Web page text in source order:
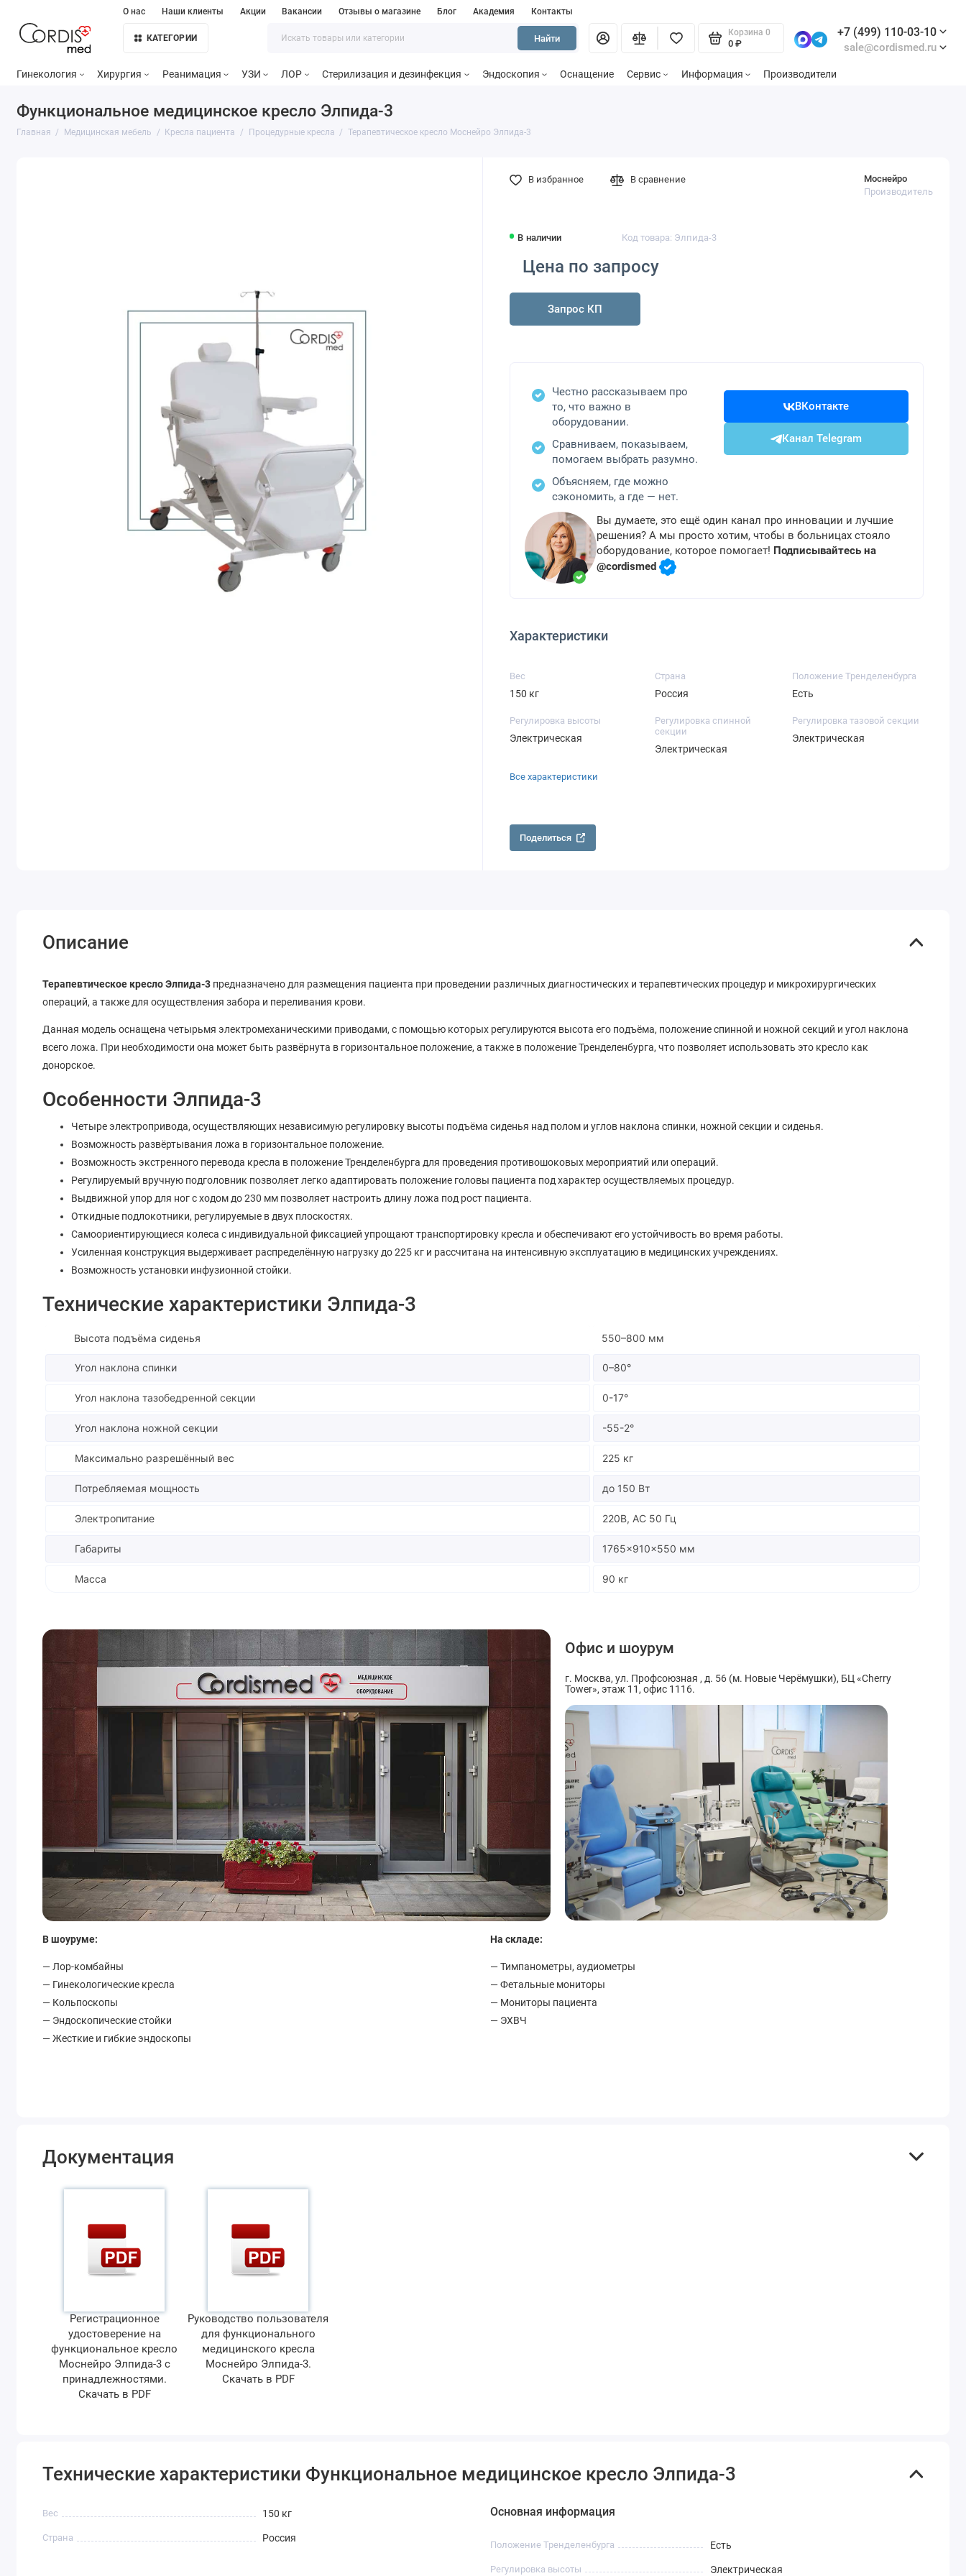
О нас Наши клиенты Акции Вакансии Отзывы о магазине Блог Академия Контакты
КАТЕГОРИИ Найти
Корзина 0
0 ₽
+7 (499) 110-03-10
sale@cordismed.ru
Гинекология Хирургия Реанимация УЗИ ЛОР Стерилизация и дезинфекция Эндоскопия Оснащение Сервис Информация Производители
Функциональное медицинское кресло Элпида-3
Главная Медицинская мебель Кресла пациента Процедурные кресла Терапевтическое кресло Моснейро Элпида-3
В наличии Код товара: Элпида-3
Моснейро
Производитель
Цена по запросу
Запрос КП
В избранное В сравнение
Честно рассказываем про
то, что важно в
оборудовании.
Сравниваем, показываем,
помогаем выбрать разумно.
Объясняем, где можно
сэкономить, а где — нет.
ВКонтакте
Канал Telegram
Вы думаете, это ещё один канал про инновации и лучшие
решения? А мы просто хотим, чтобы в больницах стояло
оборудование, которое помогает! Подписывайтесь на
@cordismed
Характеристики
Вес
150 кг
Страна
Россия
Положение Тренделенбурга
Есть
Регулировка высоты
Электрическая
Регулировка спинной
секции
Электрическая
Регулировка тазовой секции
Электрическая
Все характеристики
Поделиться
Описание
Терапевтическое кресло Элпида-3 предназначено для размещения пациента при проведении различных диагностических и терапевтических процедур и микрохирургических
операций, а также для осуществления забора и переливания крови.
Данная модель оснащена четырьмя электромеханическими приводами, с помощью которых регулируются высота его подъёма, положение спинной и ножной секций и угол наклона
всего ложа. При необходимости она может быть развёрнута в горизонтальное положение, а также в положение Тренделенбурга, что позволяет использовать это кресло как
донорское.
Особенности Элпида-3
Четыре электропривода, осуществляющих независимую регулировку высоты подъёма сиденья над полом и углов наклона спинки, ножной секции и сиденья.
Возможность развёртывания ложа в горизонтальное положение.
Возможность экстренного перевода кресла в положение Тренделенбурга для проведения противошоковых мероприятий или операций.
Регулируемый вручную подголовник позволяет легко адаптировать положение головы пациента под характер осуществляемых процедур.
Выдвижной упор для ног с ходом до 230 мм позволяет настроить длину ложа под рост пациента.
Откидные подлокотники, регулируемые в двух плоскостях.
Самоориентирующиеся колеса с индивидуальной фиксацией упрощают транспортировку кресла и обеспечивают его устойчивость во время работы.
Усиленная конструкция выдерживает распределённую нагрузку до 225 кг и рассчитана на интенсивную эксплуатацию в медицинских учреждениях.
Возможность установки инфузионной стойки.
Технические характеристики Элпида-3
Высота подъёма сиденья 550–800 мм
Угол наклона спинки 0–80°
Угол наклона тазобедренной секции 0-17°
Угол наклона ножной секции -55-2°
Максимально разрешённый вес 225 кг
Потребляемая мощность до 150 Вт
Электропитание 220В, AC 50 Гц
Габариты 1765×910×550 мм
Масса 90 кг
Офис и шоурум
г. Москва, ул. Профсоюзная , д. 56 (м. Новые Черёмушки), БЦ «Cherry
Tower», этаж 11, офис 1116.
В шоуруме:
— Лор-комбайны
— Гинекологические кресла
— Кольпоскопы
— Эндоскопические стойки
— Жесткие и гибкие эндоскопы
На складе:
— Тимпанометры, аудиометры
— Фетальные мониторы
— Мониторы пациента
— ЭХВЧ
Документация
Регистрационное
удостоверение на
функциональное кресло
Моснейро Элпида-3 с
принадлежностями.
Скачать в PDF
Руководство пользователя
для функционального
медицинского кресла
Моснейро Элпида-3.
Скачать в PDF
Технические характеристики Функциональное медицинское кресло Элпида-3
Вес 150 кг
Страна Россия
Основная информация
Положение Тренделенбурга Есть
Регулировка высоты Электрическая